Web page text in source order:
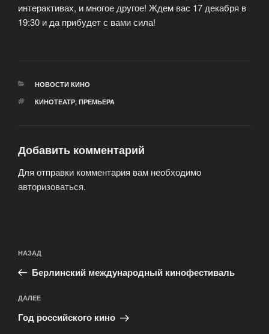
интерактивах, и многое другое! Ждем вас 17 декабря в
19:30 и да прибудет с вами сила!
РУБРИКИ
НОВОСТИ КИНО
МЕТКИ
КИНОТЕАТР, ПРЕМЬЕРА
Добавить комментарий
Для отправки комментария вам необходимо
авторизоваться.
по
записям
Предыдущая
запись:
НАЗАД
Берлинский международный кинофестиваль
Следующая
запись
ДАЛЕЕ
Год российского кино